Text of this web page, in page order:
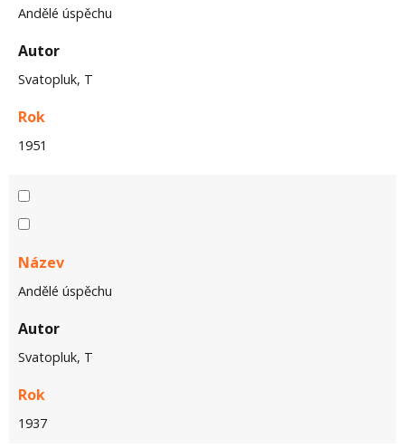
Andělé úspěchu
Autor
Svatopluk, T
Rok
1951
Název
Andělé úspěchu
Autor
Svatopluk, T
Rok
1937